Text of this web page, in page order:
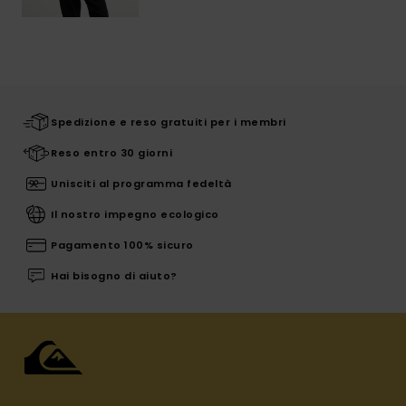
Spedizione e reso gratuiti per i membri
Reso entro 30 giorni
Unisciti al programma fedeltà
Il nostro impegno ecologico
Pagamento 100% sicuro
Hai bisogno di aiuto?